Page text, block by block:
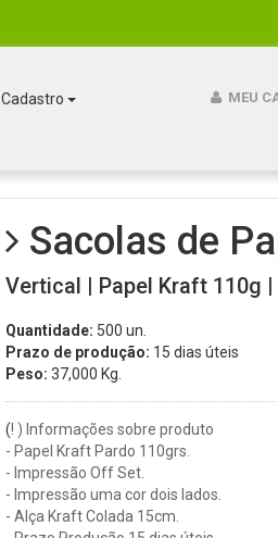
Cadastro MEU
Sacolas de
Vertical | Papel Kraft 110g
Quantidade: 500 un.
Prazo de produção: 15 dias úteis
Peso: 37,000 Kg.
(! ) Informações sobre produto
- Papel Kraft Pardo 110grs.
- Impressão Off Set.
- Impressão uma cor dois lados.
- Alça Kraft Colada 15cm.